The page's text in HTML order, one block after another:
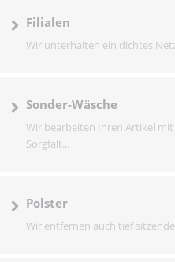
Filialen
Wir unterhalten ein dichtes
Sonder-Wäsche
Wir bearbeiten Ihren Artikel
Sorgfalt...
Polster
Wir entfernen auch tief